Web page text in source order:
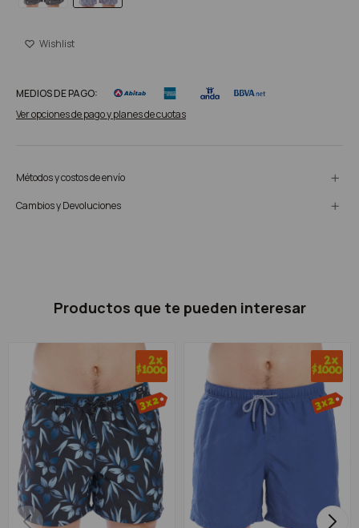
MEDIOS DE PAGO:
Ver opciones de pago y planes de cuotas
Métodos y costos de envío
Cambios y Devoluciones
Productos que te pueden interesar